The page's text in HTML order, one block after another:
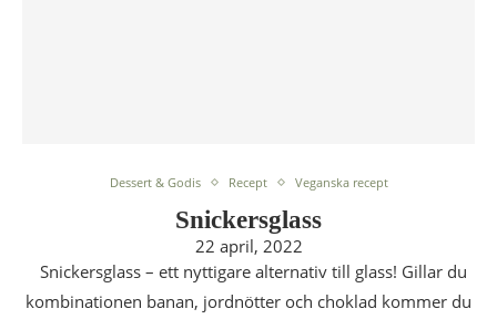
Dessert & Godis Recept Veganska recept
Snickersglass
22 april, 2022
Snickersglass – ett nyttigare alternativ till glass! Gillar du
kombinationen banan, jordnötter och choklad kommer du